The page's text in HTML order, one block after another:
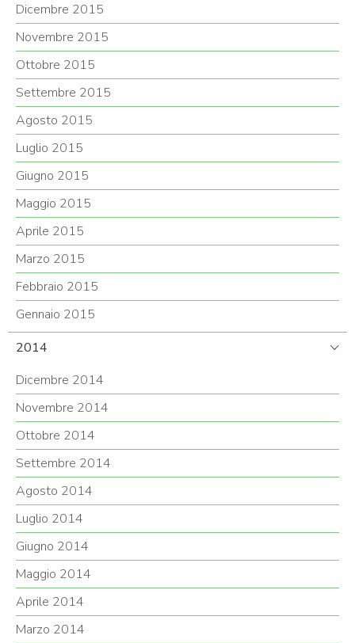
Dicembre 2015
Novembre 2015
Ottobre 2015
Settembre 2015
Agosto 2015
Luglio 2015
Giugno 2015
Maggio 2015
Aprile 2015
Marzo 2015
Febbraio 2015
Gennaio 2015
2014
Dicembre 2014
Novembre 2014
Ottobre 2014
Settembre 2014
Agosto 2014
Luglio 2014
Giugno 2014
Maggio 2014
Aprile 2014
Marzo 2014